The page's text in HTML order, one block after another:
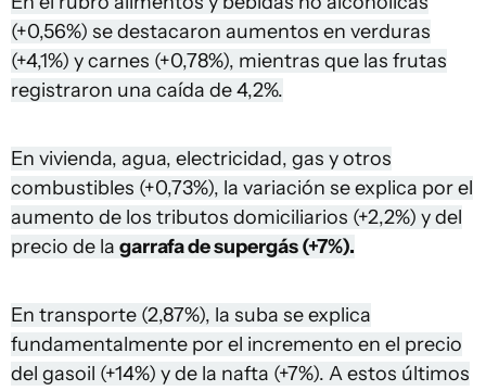
(+0,56%) se destacaron aumentos en verduras
(+4,1%) y carnes (+0,78%), mientras que las frutas
registraron una caída de 4,2%.
En vivienda, agua, electricidad, gas y otros
combustibles (+0,73%), la variación se explica por el
aumento de los tributos domiciliarios (+2,2%) y del
precio de la garrafa de supergás (+7%).
En transporte (2,87%), la suba se explica
fundamentalmente por el incremento en el precio
del gasoil (+14%) y de la nafta (+7%). A estos últimos